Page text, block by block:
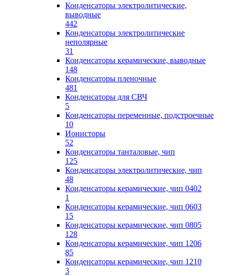
Конденсаторы электролитические,
выводные
442
Конденсаторы электролитические
неполярные
31
Конденсаторы керамические, выводные
148
Конденсаторы пленочные
481
Конденсаторы для СВЧ
5
Конденсаторы переменные, подстроечные
10
Ионисторы
52
Конденсаторы танталовые, чип
125
Конденсаторы электролитические, чип
48
Конденсаторы керамические, чип 0402
1
Конденсаторы керамические, чип 0603
15
Конденсаторы керамические, чип 0805
128
Конденсаторы керамические, чип 1206
85
Конденсаторы керамические, чип 1210
3